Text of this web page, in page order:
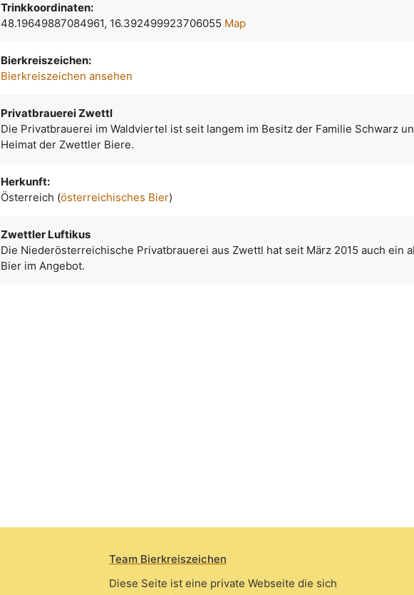
Trinkkoordinaten:
48.19649887084961, 16.392499923706055 Map
Bierkreiszeichen:
Bierkreiszeichen ansehen
Privatbrauerei Zwettl
Die Privatbrauerei im Waldviertel ist seit langem im Besitz der Familie Schwarz
Heimat der Zwettler Biere.
Herkunft:
Österreich (österreichisches Bier)
Zwettler Luftikus
Die Niederösterreichische Privatbrauerei aus Zwettl hat seit März 2015 auch ein
Bier im Angebot.
Team Bierkreiszeichen
Diese Seite ist eine private Webseite die sich